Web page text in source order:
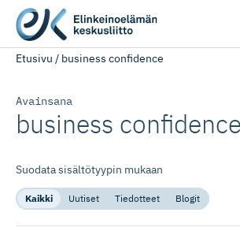
Etusivu / business confidence
Avainsana
business confidence
Suodata sisältötyypin mukaan
Kaikki Uutiset Tiedotteet Blogit